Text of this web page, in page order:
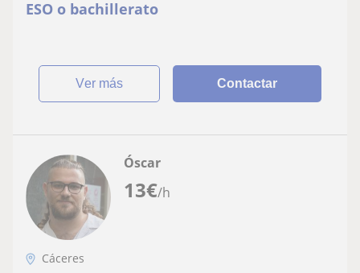
ESO o bachillerato
ver más Contactar
13€/h
Óscar
Cáceres